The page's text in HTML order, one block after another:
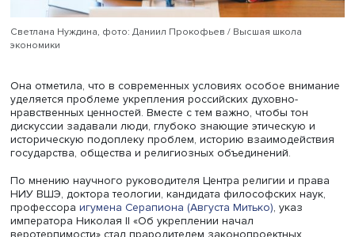
Светлана Нуждина, фото: Даниил Прокофьев / Высшая школа
экономики